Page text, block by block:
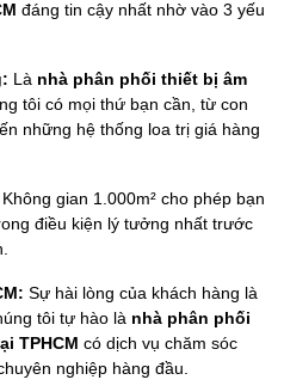
đáng tin cậy nhất nhờ vào 3 yếu
Là nhà phân phối thiết bị âm
tôi có mọi thứ bạn cần, từ con
những hệ thống loa trị giá hàng
Không gian 1.000m² cho phép bạn
điều kiện lý tưởng nhất trước
Sự hài lòng của khách hàng là
tôi tự hào là nhà phân phối
TPHCM có dịch vụ chăm sóc
nghiệp hàng đầu.